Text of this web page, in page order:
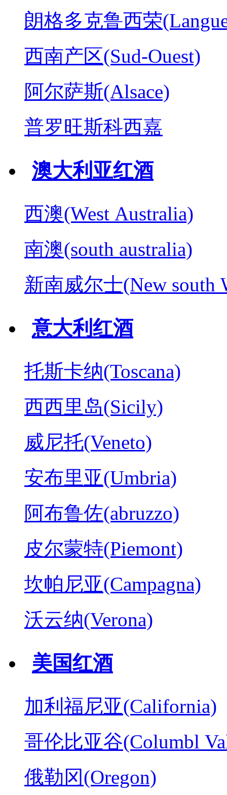
朗格多克鲁西荣
西南产区(Sud-Ouest)
阿尔萨斯(Alsace)
普罗旺斯科西嘉
澳大利亚红酒
西澳(West Australia)
南澳(south australia)
新南威尔士(New south
意大利红酒
托斯卡纳(Toscana)
西西里岛(Sicily)
威尼托(Veneto)
安布里亚(Umbria)
阿布鲁佐(abruzzo)
皮尔蒙特(Piemont)
坎帕尼亚(Campagna)
沃云纳(Verona)
美国红酒
加利福尼亚(California)
哥伦比亚谷(Columbl
俄勒冈(Oregon)